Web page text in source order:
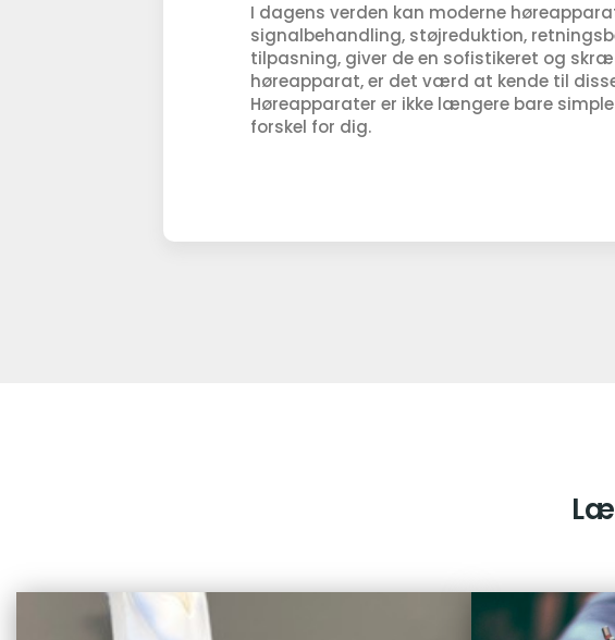
I dagens verden kan moderne
signalbehandling, støjreduktion,
tilpasning, giver de en sofistikeret og
høreapparat, er det værd at kende til
Høreapparater er ikke længere bare
forskel for dig.